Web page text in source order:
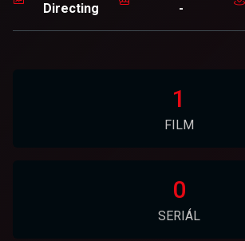
Directing -
1
FILM
0
SERIÁL